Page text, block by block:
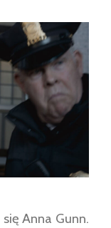
Anna Gunn.